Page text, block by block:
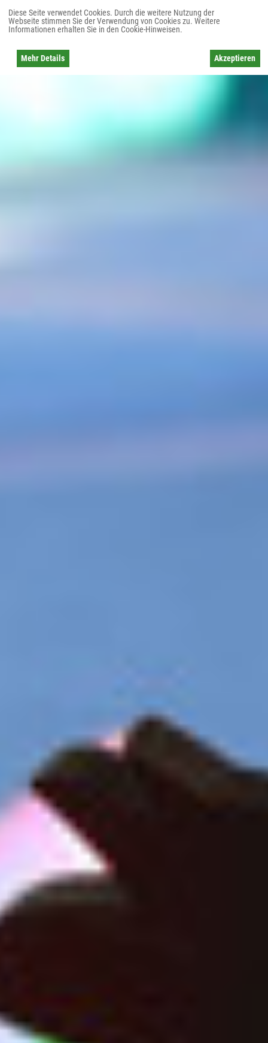
Diese Seite verwendet Cookies. Durch die weitere Nutzung der
Webseite stimmen Sie der Verwendung von Cookies zu. Weitere
Informationen erhalten Sie in den Cookie-Hinweisen.
Mehr Details Akzeptieren